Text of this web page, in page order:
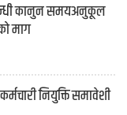
कानुन समयअनुकूल
माग
नियुक्ति समावेशी